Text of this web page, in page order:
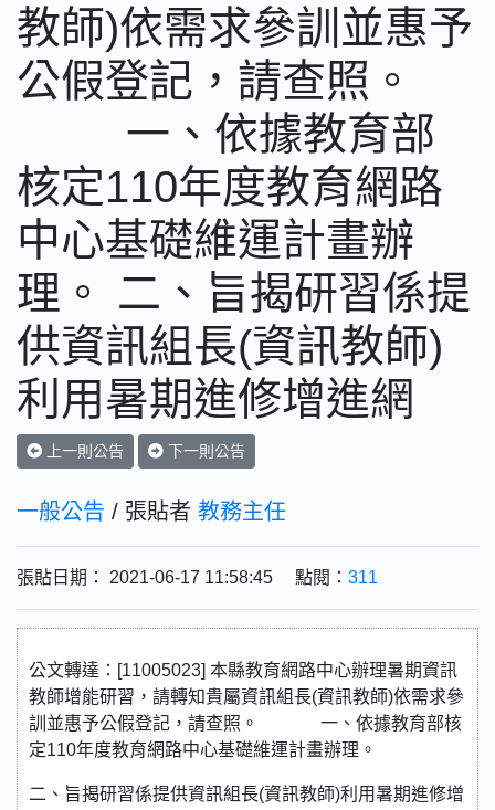
教師)依需求參訓並惠予
公假登記，請查照。
一、依據教育部
核定110年度教育網路
中心基礎維運計畫辦
理。 二、旨揭研習係提
供資訊組長(資訊教師)
利用暑期進修增進網
上一則公告 下一則公告
一般公告 / 張貼者 教務主任
張貼日期： 2021-06-17 11:58:45 點閱： 311
公文轉達：[11005023] 本縣教育網路中心辦理暑期資訊
教師增能研習，請轉知貴屬資訊組長(資訊教師)依需求參
訓並惠予公假登記，請查照。 一、依據教育部核
定110年度教育網路中心基礎維運計畫辦理。
二、旨揭研習係提供資訊組長(資訊教師)利用暑期進修增